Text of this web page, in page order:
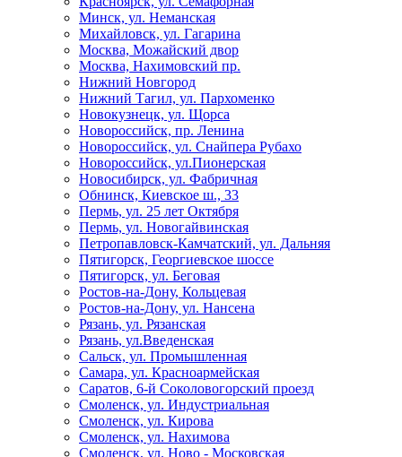
Минск, ул. Неманская
Михайловск, ул. Гагарина
Москва, Можайский двор
Москва, Нахимовский пр.
Нижний Новгород
Нижний Тагил, ул. Пархоменко
Новокузнецк, ул. Щорса
Новороссийск, пр. Ленина
Новороссийск, ул. Снайпера Рубахо
Новороссийск, ул.Пионерская
Новосибирск, ул. Фабричная
Обнинск, Киевское ш., 33
Пермь, ул. 25 лет Октября
Пермь, ул. Новогайвинская
Петропавловск-Камчатский, ул. Дальняя
Пятигорск, Георгиевское шоссе
Пятигорск, ул. Беговая
Ростов-на-Дону, Кольцевая
Ростов-на-Дону, ул. Нансена
Рязань, ул. Рязанская
Рязань, ул.Введенская
Сальск, ул. Промышленная
Самара, ул. Красноармейская
Саратов, 6-й Соколовогорский проезд
Смоленск, ул. Индустриальная
Смоленск, ул. Кирова
Смоленск, ул. Нахимова
Смоленск, ул. Ново - Московская